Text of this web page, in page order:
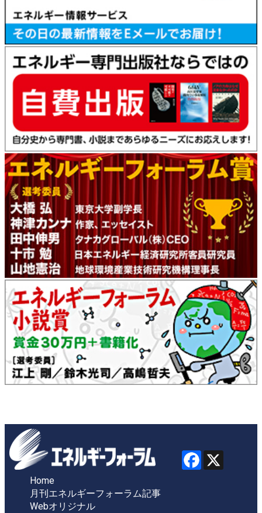
Home
月刊エネルギーフォーラム記事
Webオリジナル